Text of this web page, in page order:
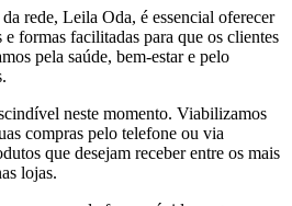
rede, Leila Oda, é essencial oferecer
e formas facilitadas para que os clientes
pela saúde, bem-estar e pelo
neste momento. Viabilizamos
compras pelo telefone ou via
que desejam receber entre os mais
lojas.